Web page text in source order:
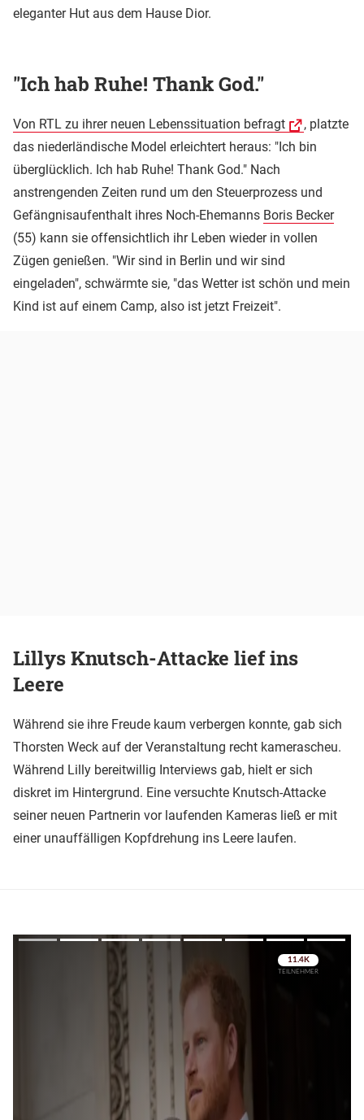
eleganter Hut aus dem Hause Dior.
"Ich hab Ruhe! Thank God."
Von RTL zu ihrer neuen Lebenssituation befragt
, platzte
das niederländische Model erleichtert heraus: "Ich bin
überglücklich. Ich hab Ruhe! Thank God." Nach
anstrengenden Zeiten rund um den Steuerprozess und
Gefängnisaufenthalt ihres Noch-Ehemanns Boris Becker
(55) kann sie offensichtlich ihr Leben wieder in vollen
Zügen genießen. "Wir sind in Berlin und wir sind
eingeladen", schwärmte sie, "das Wetter ist schön und mein
Kind ist auf einem Camp, also ist jetzt Freizeit".
Lillys Knutsch-Attacke lief ins
Leere
Während sie ihre Freude kaum verbergen konnte, gab sich
Thorsten Weck auf der Veranstaltung recht kamerascheu.
Während Lilly bereitwillig Interviews gab, hielt er sich
diskret im Hintergrund. Eine versuchte Knutsch-Attacke
seiner neuen Partnerin vor laufenden Kameras ließ er mit
einer unauffälligen Kopfdrehung ins Leere laufen.